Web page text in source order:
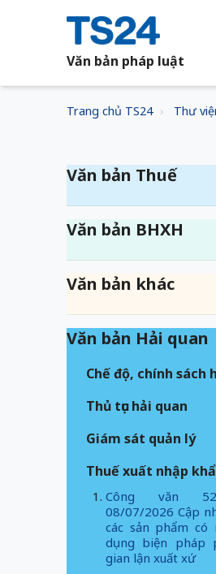
Văn bản pháp luật
Trang chủ TS24 Thư
Văn bản Thuế
Văn bản BHXH
Văn bản khác
Văn bản Hải quan
Chế độ, chính sách
Thủ tục hải quan
Giám sát quản lý
Thuế xuất nhập
Công văn
08/07/2026 Cập
các sản phẩm
dụng biện pháp
gian lận xuất xứ